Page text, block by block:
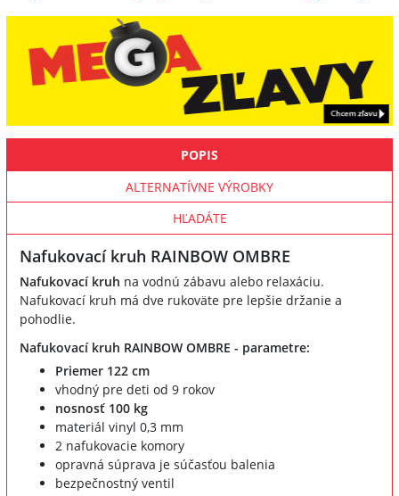
POPIS
ALTERNATÍVNE VÝROBKY
HĽADÁTE
Nafukovací kruh RAINBOW OMBRE
Nafukovací kruh na vodnú zábavu alebo relaxáciu.
Nafukovací kruh má dve rukoväte pre lepšie držanie a
pohodlie.
Nafukovací kruh RAINBOW OMBRE - parametre:
Priemer 122 cm
vhodný pre deti od 9 rokov
nosnosť 100 kg
materiál vinyl 0,3 mm
2 nafukovacie komory
opravná súprava je súčasťou balenia
bezpečnostný ventil